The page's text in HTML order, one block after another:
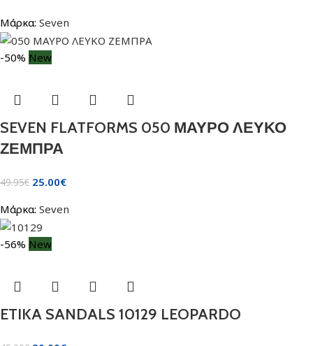
Μάρκα: Seven
-50% New
SEVEN FLATFORMS 050 ΜΑΥΡΟ ΛΕΥΚΟ
ΖΕΜΠΡΑ
49.95€ 25.00€
Μάρκα: Seven
-56% New
ETIKA SANDALS 10129 LEOPARDO